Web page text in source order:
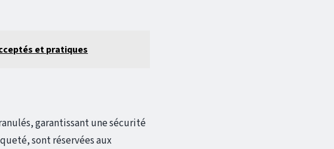
et pratiques
garantissant une sécurité
sont réservées aux